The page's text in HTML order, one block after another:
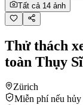
Tất cả 14 ảnh
Thử thách
toàn Thụy Sĩ
Zürich
Miễn phí nếu